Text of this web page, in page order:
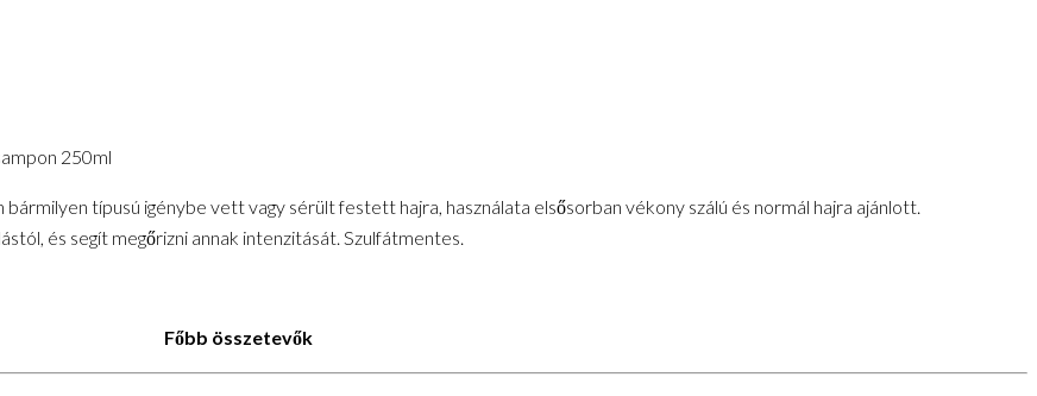
250ml
típusú igénybe vett vagy sérült festett hajra, használata elsősorban vékony szálú és normál hajra ajánlott.
és segít megőrizni annak intenzitását. Szulfátmentes.
Főbb összetevők